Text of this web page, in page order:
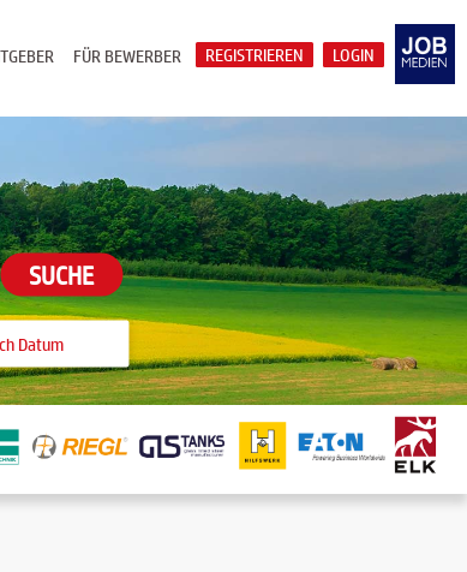
LOGIN
REGISTRIEREN
FÜR BEWERBER
SUCHE